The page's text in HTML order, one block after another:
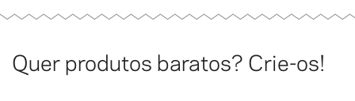
Quer produtos baratos? Crie-os!